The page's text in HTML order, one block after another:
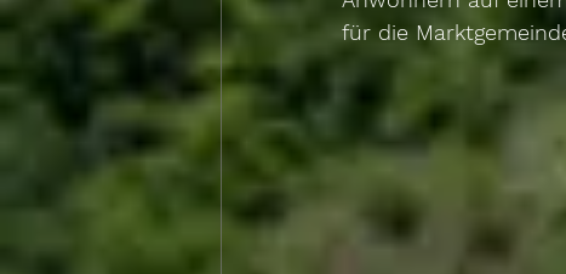
für die